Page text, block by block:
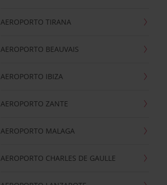
AEROPORTO TIRANA
AEROPORTO BEAUVAIS
AEROPORTO IBIZA
AEROPORTO ZANTE
AEROPORTO MALAGA
AEROPORTO CHARLES DE GAULLE